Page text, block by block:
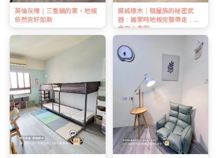
英倫灰橡｜三隻貓的家，地板
依然完好如新
挪威橡木｜租屋族的秘密武
器：搬家時地板完整帶走，押
金安心拿回